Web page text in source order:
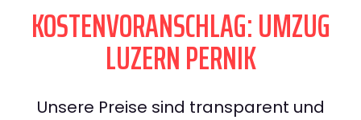
KOSTENVORANSCHLAG: UMZUG
LUZERN PERNIK
Unsere Preise sind transparent und